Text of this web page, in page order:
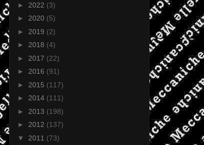
► 2022 (3)
► 2020 (5)
► 2019 (2)
► 2018 (4)
► 2017 (22)
► 2016 (91)
► 2015 (117)
► 2014 (111)
► 2013 (198)
► 2012 (137)
▼ 2011 (73)